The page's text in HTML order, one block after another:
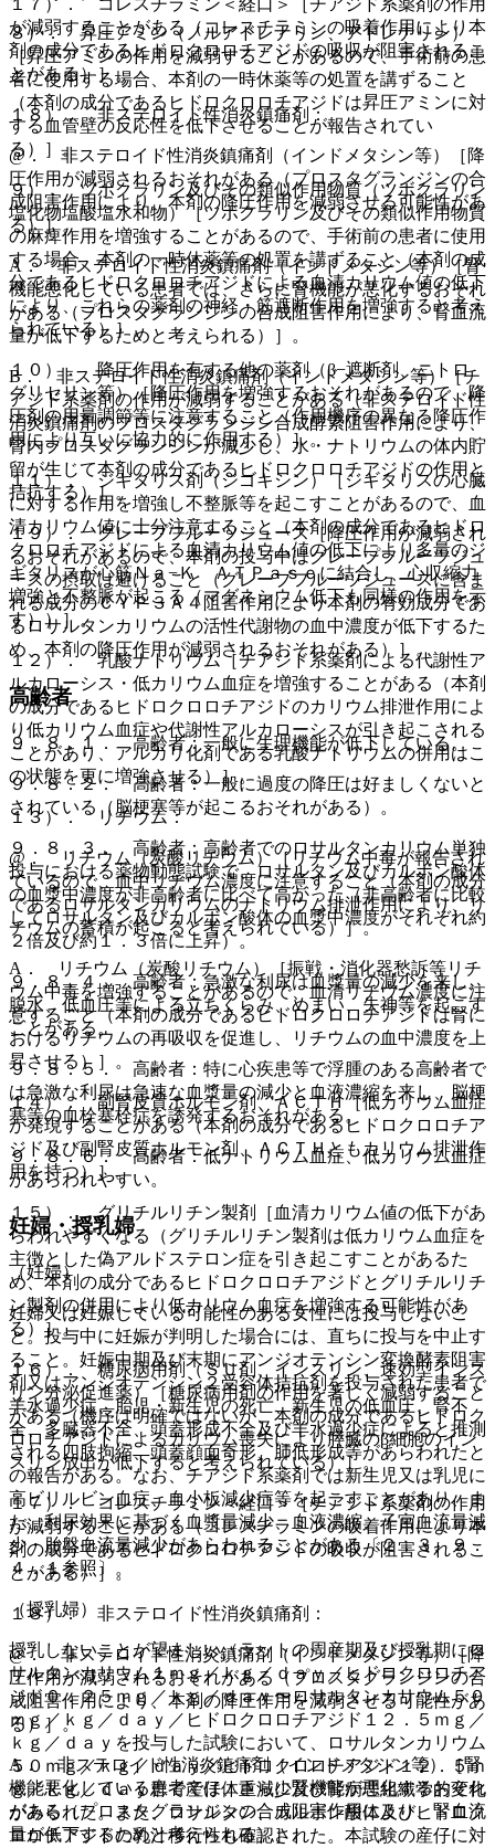
１７）． コレスチラミン＜経口＞［チアジド系薬剤の作用
が減弱することがある（コレスチラミンの吸着作用により本
剤の成分であるヒドロクロロチアジドの吸収が阻害されるこ
とがある）］。
１８）． 非ステロイド性消炎鎮痛剤：
@． 非ステロイド性消炎鎮痛剤（インドメタシン等）［降
圧作用が減弱されるおそれがある（プロスタグランジンの合
成阻害作用により、本剤の降圧作用を減弱させる可能性があ
る）］。
A． 非ステロイド性消炎鎮痛剤（インドメタシン等）［腎
機能悪化している患者では、さらに腎機能が悪化するおそれ
がある（プロスタグランジンの合成阻害作用により、腎血流
量が低下するためと考えられる）］。
B． 非ステロイド性消炎鎮痛剤（インドメタシン等）［チ
アジド系薬剤の作用が減弱することがある（非ステロイド性
消炎鎮痛剤のプロスタグランジン合成酵素阻害作用により、
腎内プロスタグランジンが減少し、水・ナトリウムの体内貯
留が生じて本剤の成分であるヒドロクロロチアジドの作用と
拮抗する）］。
１９）． グレープフルーツジュース［降圧作用が減弱され
るおそれがあるので、本剤の投与中はグレープフルーツジュ
ースの摂取は避けること（グレープフルーツジュースに含ま
れる成分のＣＹＰ３Ａ４阻害作用により本剤の有効成分であ
るロサルタンカリウムの活性代謝物の血中濃度が低下するた
め、本剤の降圧作用が減弱されるおそれがある）］。
高齢者
９．８．１． 高齢者：一般に生理機能が低下している。
９．８．２． 高齢者：一般に過度の降圧は好ましくないと
されている（脳梗塞等が起こるおそれがある）。
９．８．３． 高齢者：高齢者でのロサルタンカリウム単独
投与における薬物動態試験で、ロサルタン及びカルボン酸体
の血漿中濃度が非高齢者に比べて高かった（非高齢者に比較
してロサルタン及びカルボン酸体の血漿中濃度がそれぞれ約
２倍及び約１．３倍に上昇）。
９．８．４． 高齢者：急激な利尿は血漿量の減少を来し、
脱水、低血圧等による立ちくらみ、めまい、失神等を起こす
ことがある。
９．８．５． 高齢者：特に心疾患等で浮腫のある高齢者で
は急激な利尿は急速な血漿量の減少と血液濃縮を来し、脳梗
塞等の血栓塞栓症を誘発するおそれがある。
９．８．６． 高齢者：低ナトリウム血症、低カリウム血症
があらわれやすい。
妊婦・授乳婦
（妊婦）
妊婦又は妊娠している可能性のある女性には投与しないこ
と。投与中に妊娠が判明した場合には、直ちに投与を中止す
ること。妊娠中期及び末期にアンジオテンシン変換酵素阻害
剤又はアンジオテンシン２受容体拮抗剤を投与された患者で
羊水過少症、胎児・新生児の死亡、新生児の低血圧、腎不
全、多臓器不全、頭蓋形成不全及び羊水過少症によると推測
される四肢拘縮、頭蓋顔面奇形、肺低形成等があらわれたと
の報告がある。なお、チアジド系薬剤では新生児又は乳児に
高ビリルビン血症、血小板減少症等を起こすことがあり、ま
た、利尿効果に基づく血漿量減少、血液濃縮、子宮血流量減
少・胎盤血流量減少があらわれることがある〔２．３、９．
４．１参照〕。
（授乳婦）
授乳しないことが望ましい（ラットの周産期及び授乳期にロ
サルタンカリウム１ｍｇ／ｋｇ／ｄａｙ／ヒドロクロロチア
ジド０．２５ｍｇ／ｋｇ／ｄａｙ〜ロサルタンカリウム５０
ｍｇ／ｋｇ／ｄａｙ／ヒドロクロロチアジド１２．５ｍｇ／
ｋｇ／ｄａｙを投与した試験において、ロサルタンカリウム
５０ｍｇ／ｋｇ／ｄａｙ／ヒドロクロロチアジド１２．５ｍ
ｇ／ｋｇ／ｄａｙ群で産仔体重減少及び腎病理組織学的変化
がみられた。また、ロサルタン、カルボン酸体及びヒドロク
ロロチアジドの乳汁移行性も確認された。本試験の産仔に対
８）． 昇圧アミン（ノルアドレナリン、アドレナリン）
［昇圧アミンの作用を減弱することがあるので、手術前の患
者に使用する場合、本剤の一時休薬等の処置を講ずること
（本剤の成分であるヒドロクロロチアジドは昇圧アミンに対
する血管壁の反応性を低下させることが報告されてい
る）］。
９）． ツボクラリン及びその類似作用物質（ツボクラリン
塩化物塩酸塩水和物）［ツボクラリン及びその類似作用物質
の麻痺作用を増強することがあるので、手術前の患者に使用
する場合、本剤の一時休薬等の処置を講ずること（本剤の成
分であるヒドロクロロチアジドによる血清カリウム値の低下
により、これらの薬剤の神経・筋遮断作用を増強すると考え
られている）］。
１０）． 降圧作用を有する他の薬剤（β−遮断剤、ニトロ
グリセリン等）［降圧作用を増強するおそれがあるので、降
圧剤の用量調節等に注意すること（作用機序の異なる降圧作
用により互いに協力的に作用する）］。
１１）． ジギタリス剤（ジゴキシン）［ジギタリスの心臓
に対する作用を増強し不整脈等を起こすことがあるので、血
清カリウム値に十分注意すること（本剤の成分であるヒドロ
クロロチアジドによる血清カリウム値の低下により多量のジ
ギタリスが心筋Ｎａ−Ｋ ＡＴＰａｓｅに結合し、心収縮力
増強と不整脈が起こる（マグネシウム低下も同様の作用を示
す））］。
１２）． 乳酸ナトリウム［チアジド系薬剤による代謝性ア
ルカローシス・低カリウム血症を増強することがある（本剤
の成分であるヒドロクロロチアジドのカリウム排泄作用によ
り低カリウム血症や代謝性アルカローシスが引き起こされる
ことがあり、アルカリ化剤である乳酸ナトリウムの併用はこ
の状態を更に増強させる）］。
１３）． リチウム：
@． リチウム（炭酸リチウム）［リチウム中毒が報告され
ているので、血中リチウム濃度に注意すること（本剤の成分
であるロサルタンカリウムのナトリウム排泄作用により、リ
チウムの蓄積が起こると考えられている）］。
A． リチウム（炭酸リチウム）［振戦・消化器愁訴等リチ
ウム中毒を増強することがあるので、血清リチウム濃度に注
意すること（本剤の成分であるヒドロクロロチアジドは腎に
おけるリチウムの再吸収を促進し、リチウムの血中濃度を上
昇させる）］。
１４）． 副腎皮質ホルモン剤、ＡＣＴＨ［低カリウム血症
が発現することがある（本剤の成分であるヒドロクロロチア
ジド及び副腎皮質ホルモン剤、ＡＣＴＨともカリウム排泄作
用を持つ）］。
１５）． グリチルリチン製剤［血清カリウム値の低下があ
らわれやすくなる（グリチルリチン製剤は低カリウム血症を
主徴とした偽アルドステロン症を引き起こすことがあるた
め、本剤の成分であるヒドロクロロチアジドとグリチルリチ
ン製剤の併用により低カリウム血症を増強する可能性があ
る）］。
１６）． 糖尿病用剤（ＳＵ剤、インスリン、速効型インス
リン分泌促進薬）［糖尿病用剤の作用を著しく減弱すること
がある（機序は明確ではないが、本剤の成分であるヒドロク
ロロチアジドによるカリウム喪失により膵臓のβ細胞のイン
スリン放出が低下すると考えられている）］。
１７）． コレスチラミン＜経口＞［チアジド系薬剤の作用
が減弱することがある（コレスチラミンの吸着作用により本
剤の成分であるヒドロクロロチアジドの吸収が阻害されるこ
とがある）］。
１８）． 非ステロイド性消炎鎮痛剤：
@． 非ステロイド性消炎鎮痛剤（インドメタシン等）［降
圧作用が減弱されるおそれがある（プロスタグランジンの合
成阻害作用により、本剤の降圧作用を減弱させる可能性があ
る）］。
A． 非ステロイド性消炎鎮痛剤（インドメタシン等）［腎
機能悪化している患者では、さらに腎機能が悪化するおそれ
がある（プロスタグランジンの合成阻害作用により、腎血流
量が低下するためと考えられる）］。